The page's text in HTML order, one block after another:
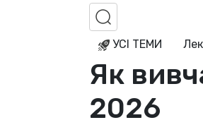
УСІ ТЕМИ
Як
2026